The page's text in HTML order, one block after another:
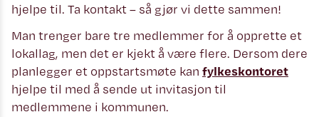
hjelpe til. Ta kontakt – så gjør vi dette sammen!
Man trenger bare tre medlemmer for å opprette et
lokallag, men det er kjekt å være flere. Dersom dere
planlegger et oppstartsmøte kan fylkeskontoret
hjelpe til med å sende ut invitasjon til
medlemmene i kommunen.